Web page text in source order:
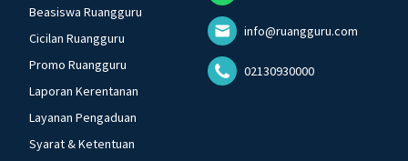
Beasiswa Ruangguru
Cicilan Ruangguru
Promo Ruangguru
Laporan Kerentanan
Layanan Pengaduan
Syarat & Ketentuan
info@ruangguru.com
02130930000